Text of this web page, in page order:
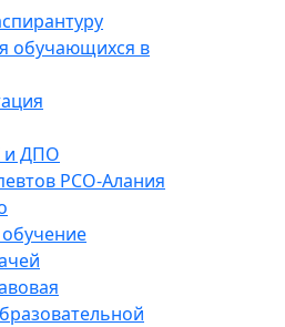
обучающихся в
и ДПО
РСО-Алания